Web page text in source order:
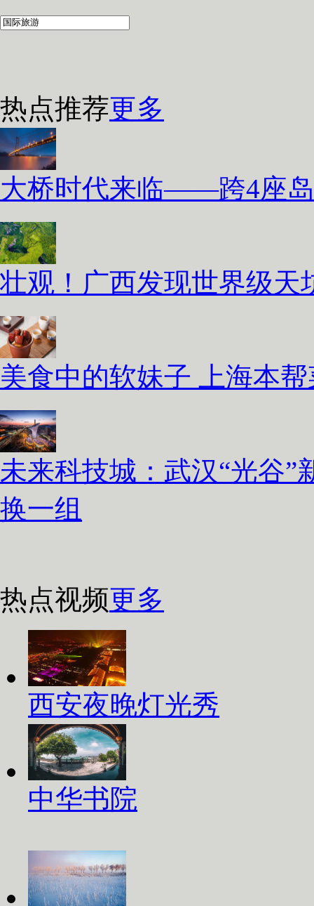
热点推荐更多
大桥时代来临——跨4座
壮观！广西发现世界级天
美食中的软妹子 上海本
未来科技城：武汉“光谷”
换一组
热点视频更多
西安夜晚灯光秀
中华书院